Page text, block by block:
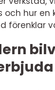
och hur en
förenklar